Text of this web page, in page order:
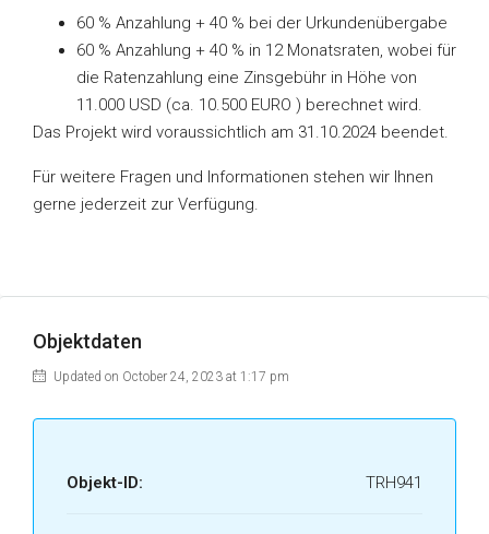
60 % Anzahlung + 40 % bei der Urkundenübergabe
60 % Anzahlung + 40 % in 12 Monatsraten, wobei für
die Ratenzahlung eine Zinsgebühr in Höhe von
11.000 USD (ca. 10.500 EURO ) berechnet wird.
Das Projekt wird voraussichtlich am 31.10.2024 beendet.
Für weitere Fragen und Informationen stehen wir Ihnen
gerne jederzeit zur Verfügung.
Objektdaten
Updated on October 24, 2023 at 1:17 pm
Objekt-ID: TRH941